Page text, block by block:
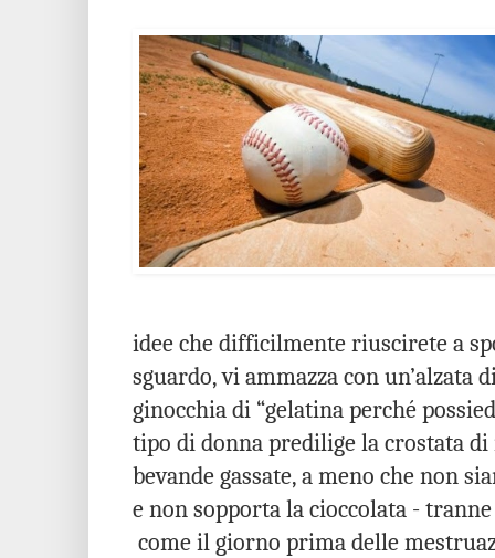
idee che difficilmente riuscirete a
sguardo, vi ammazza con un’alzata
ginocchia di “gelatina perché
tipo di donna predilige la crostata
bevande gassate, a meno che non
e non sopporta la cioccolata -
come il giorno prima delle